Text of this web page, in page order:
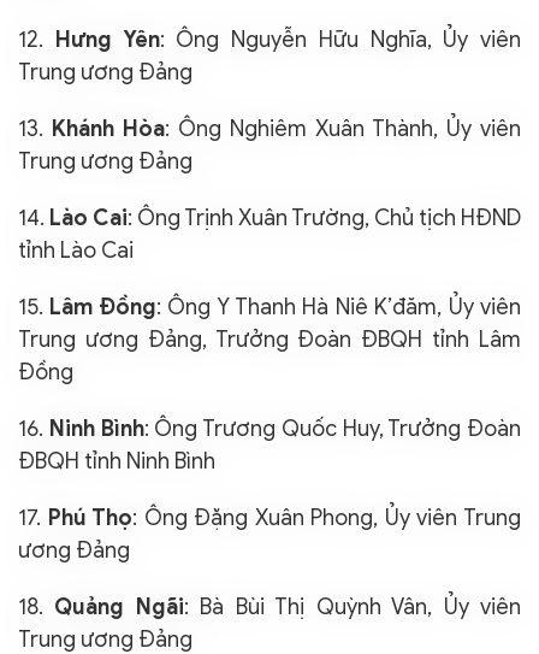
12. Hưng Yên: Ông Nguyễn Hữu Nghĩa, Ủy viên
Trung ương Đảng
13. Khánh Hòa: Ông Nghiêm Xuân Thành, Ủy viên
Trung ương Đảng
14. Lào Cai: Ông Trịnh Xuân Trường, Chủ tịch HĐND
tỉnh Lào Cai
15. Lâm Đồng: Ông Y Thanh Hà Niê K’đăm, Ủy viên
Trung ương Đảng, Trưởng Đoàn ĐBQH tỉnh Lâm
Đồng
16. Ninh Bình: Ông Trương Quốc Huy, Trưởng Đoàn
ĐBQH tỉnh Ninh Bình
17. Phú Thọ: Ông Đặng Xuân Phong, Ủy viên Trung
ương Đảng
18. Quảng Ngãi: Bà Bùi Thị Quỳnh Vân, Ủy viên
Trung ương Đảng